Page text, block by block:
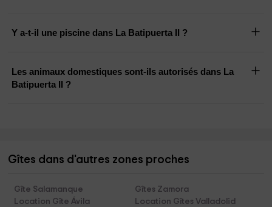
Y a-t-il une piscine dans La Batipuerta II ?
Les animaux domestiques sont-ils autorisés dans La
Batipuerta II ?
Gîtes dans d'autres zones proches
Gîte Salamanque
Gîtes Zamora
Location Gîte Ávila
Location Gîtes Valladolid